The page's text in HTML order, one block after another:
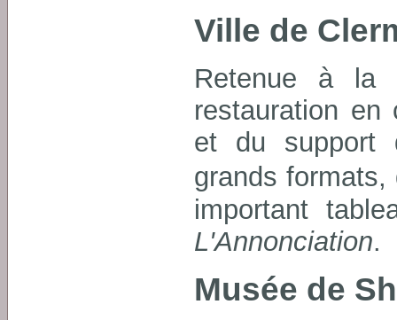
Ville de
Retenue à la
restauration en
et du support
grands formats,
important
L'Annonciation.
Musée de